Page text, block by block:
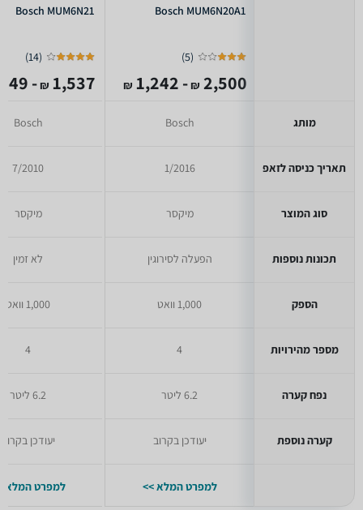
מותג
תאריך כניסה לזאפ
סוג המוצר
תכונות נוספות
הספק
מספר מהירויות
נפח קערה
קערה נוספת
Bosch MUM6N20A1
(
5
)
2,500
₪
- 1,242
₪
Bosch
1/2016
מיקסר
הפעלה לסירוגין
1,000 וואט
4
6.2 ליטר
יעודכן בקרוב
למפרט המלא >>
Bosch MUM6N21
(
14
)
1,537
₪
- 1,349
Bosch
7/2010
מיקסר
לא זמין
1,000 וואט
4
6.2 ליטר
יעודכן בקרוב
למפרט המלא